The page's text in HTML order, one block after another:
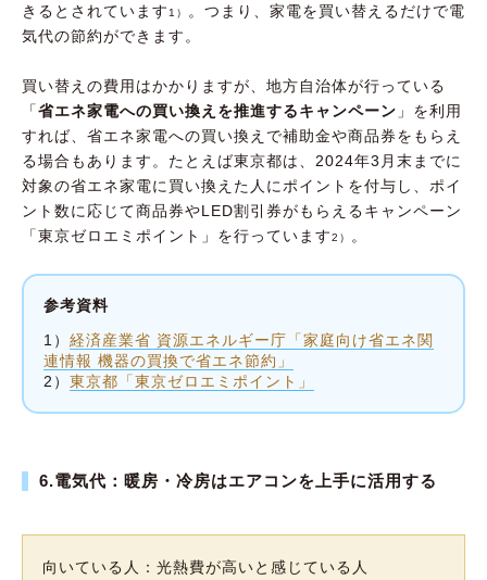
きるとされています 1）
。つまり、家電を買い替えるだけで電
気代の節約ができます。
買い替えの費用はかかりますが、地方自治体が行っている
「省エネ家電への買い換えを推進するキャンペーン 」を利用
すれば、省エネ家電への買い換えで補助金や商品券をもらえ
る場合もあります。たとえば東京都は、2024年3月末までに
対象の省エネ家電に買い換えた人にポイントを付与し、ポイ
ント数に応じて商品券やLED割引券がもらえるキャンペーン
「東京ゼロエミポイント」を行っています2） 。
参考資料
1） 経済産業省 資源エネルギー庁「家庭向け省エネ関
連情報 機器の買換で省エネ節約」
2） 東京都「東京ゼロエミポイント」
6.電気代：暖房・冷房はエアコンを上手に活用する
向いている人：光熱費が高いと感じている人